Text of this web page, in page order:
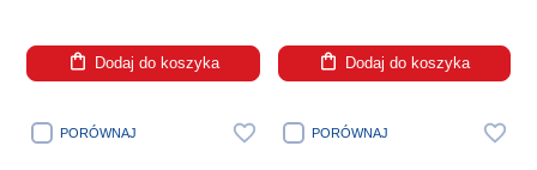
Dodaj do koszyka Dodaj do koszyka
PORÓWNAJ PORÓWNAJ